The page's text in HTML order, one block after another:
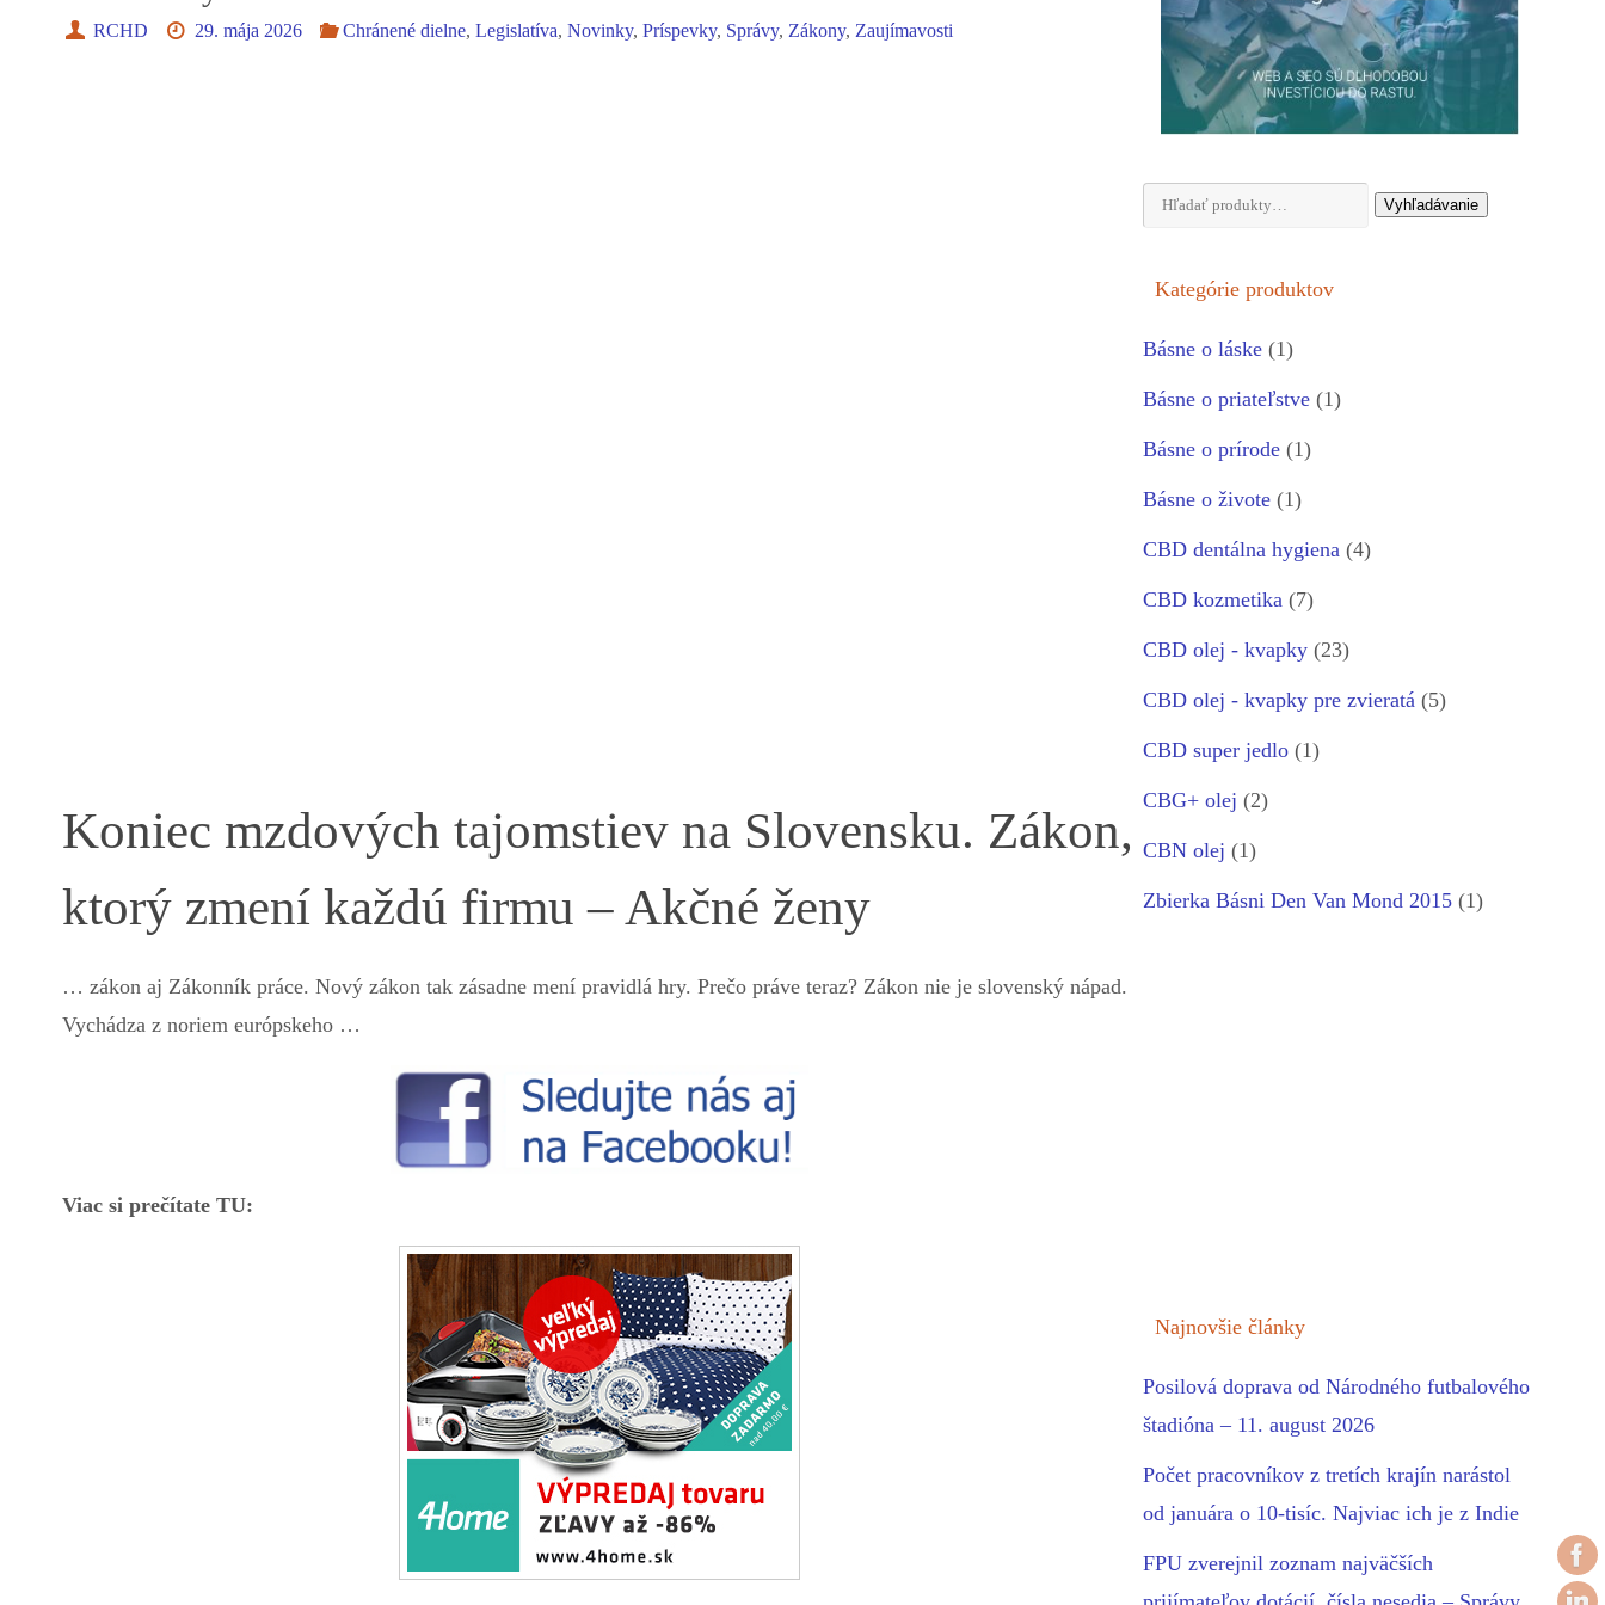
RCHD 29. mája 2026 Chránené dielne,Legislatíva,Novinky,Príspevky, Správy,Zákony,Zaujímavosti
Koniec mzdových tajomstiev na Slovensku. Zákon,
ktorý zmení každú firmu – Akčné ženy
… zákon aj Zákonník práce. Nový zákon tak zásadne mení pravidlá hry. Prečo práve teraz? Zákon nie je slovenský nápad.
Vychádza z noriem európskeho …
Viac si prečítate TU:
Hľadať: Vyhľadávanie
Kategórie produktov
Básne o láske (1)
Básne o priateľstve (1)
Básne o prírode (1)
Básne o živote (1)
CBD dentálna hygiena (4)
CBD kozmetika (7)
CBD olej - kvapky (23)
CBD olej - kvapky pre zvieratá (5)
CBD super jedlo (1)
CBG+ olej (2)
CBN olej (1)
Zbierka Básni Den Van Mond 2015 (1)
Najnovšie články
Posilová doprava od Národného futbalového
štadióna – 11. august 2026
Počet pracovníkov z tretích krajín narástol
od januára o 10-tisíc. Najviac ich je z Indie
FPU zverejnil zoznam najväčších